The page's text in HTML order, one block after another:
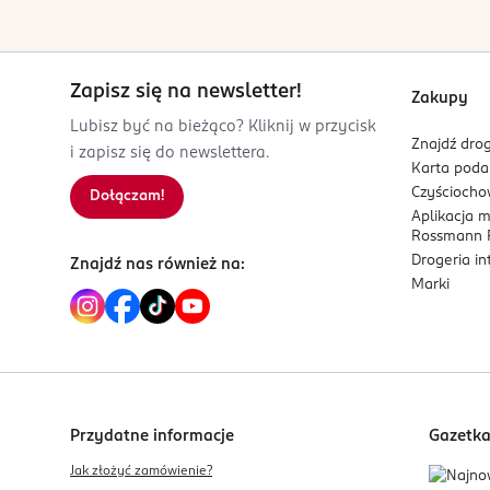
222578968
Kod EAN
5 900263 030538
Zapisz się na newsletter!
Lubisz być na bieżąco? Kliknij w przycisk
i zapisz się do newslettera.
Dołączam!
Znajdź nas również na:
Zakupy
Znajdź
Karta
Aplikacja
Rossmann
Drogeria
Marki
Przydatne informacje
Jak złożyć zamówienie?
Gazetka